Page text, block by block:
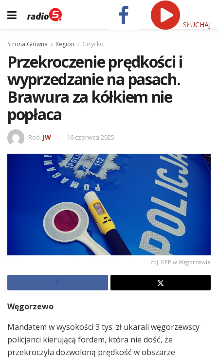
SŁUCHAJ
Strona Główna Region Giżycko
Przekroczenie prędkości i
wyprzedzanie na pasach.
Brawura za kółkiem nie
popłaca
Red. JW 16 czerwca 2025
zdj. KPP w Węgorzewie
Węgorzewo
Mandatem w wysokości 3 tys. zł ukarali węgorzewscy
policjanci kierującą fordem, która nie dość, że
przekroczyła dozwoloną prędkość w obszarze